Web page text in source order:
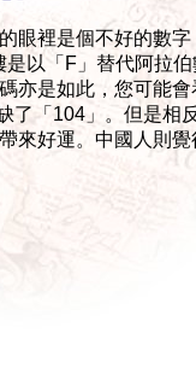
眼裡是個不好的數
以「 F」替代阿拉
亦是如此，您可能會
了「 104」。但是相
來好運。中國人則覺